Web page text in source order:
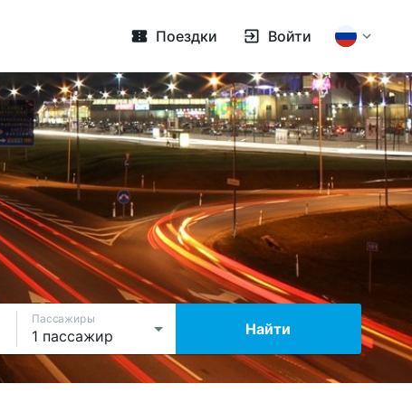
Поездки Войти
Пассажиры
Найти